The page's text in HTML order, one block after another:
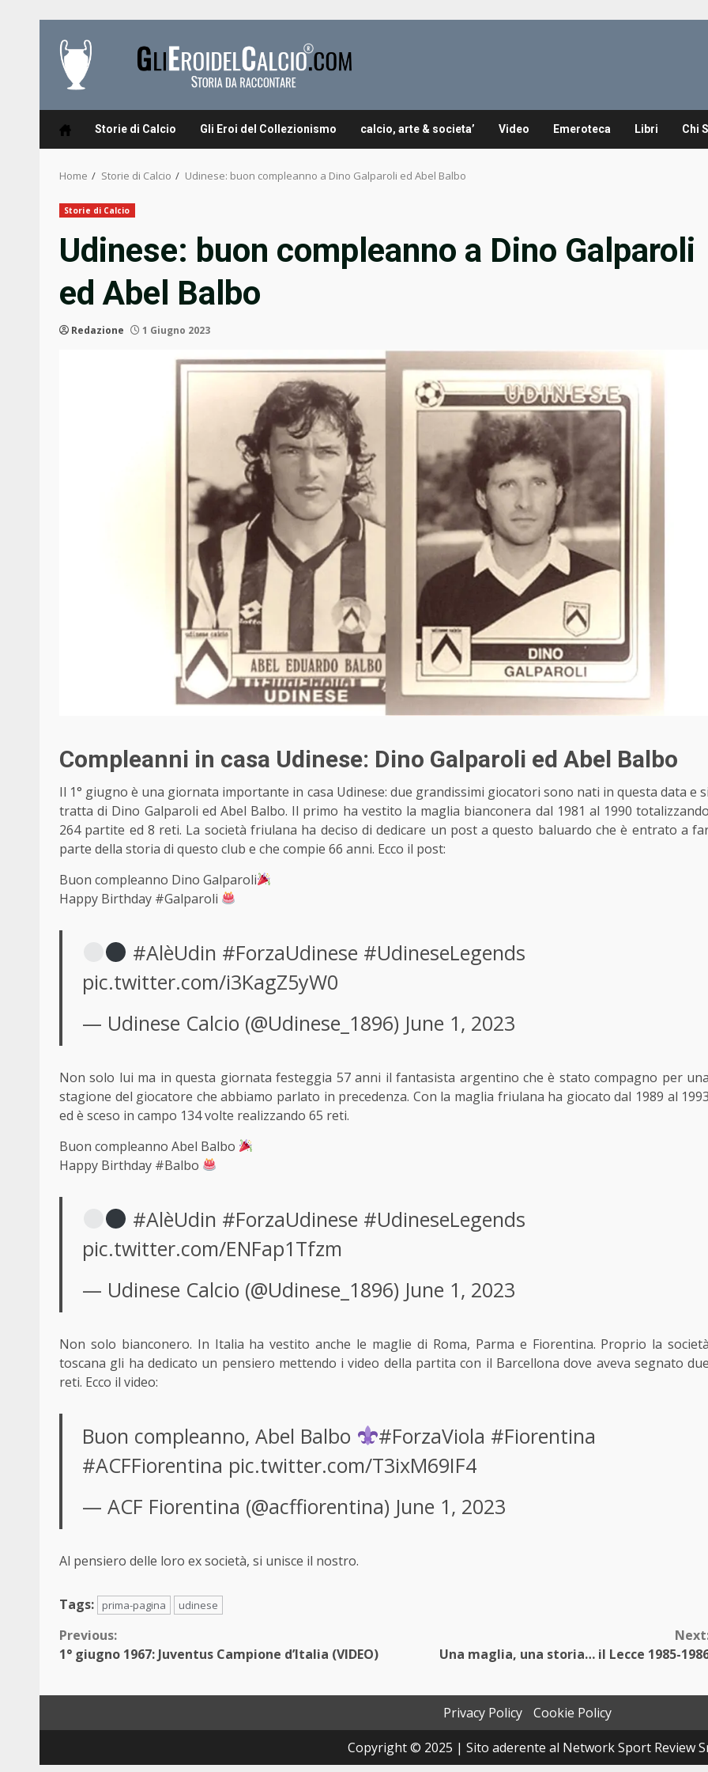
content
Storie di Calcio Gli Eroi del Collezionismo calcio, arte & societa’ Video Emeroteca Libri Chi
Home Storie di Calcio Udinese: buon compleanno a Dino Galparoli ed Abel Balbo
Storie di Calcio
Udinese: buon compleanno a Dino Galparoli
ed Abel Balbo
Redazione 1 Giugno 2023
Compleanni in casa Udinese: Dino Galparoli ed Abel Balbo
Il 1° giugno è una giornata importante in casa Udinese: due grandissimi giocatori sono nati in questa data e si
tratta di Dino Galparoli ed Abel Balbo. Il primo ha vestito la maglia bianconera dal 1981 al 1990 totalizzando
264 partite ed 8 reti. La società friulana ha deciso di dedicare un post a questo baluardo che è entrato a
parte della storia di questo club e che compie 66 anni. Ecco il post:
Buon compleanno Dino Galparoli
Happy Birthday #Galparoli
#AlèUdin #ForzaUdinese #UdineseLegends
pic.twitter.com/i3KagZ5yW0
— Udinese Calcio (@Udinese_1896) June 1, 2023
Non solo lui ma in questa giornata festeggia 57 anni il fantasista argentino che è stato compagno per una
stagione del giocatore che abbiamo parlato in precedenza. Con la maglia friulana ha giocato dal 1989 al 1993
ed è sceso in campo 134 volte realizzando 65 reti.
Buon compleanno Abel Balbo
Happy Birthday #Balbo
#AlèUdin #ForzaUdinese #UdineseLegends
pic.twitter.com/ENFap1Tfzm
— Udinese Calcio (@Udinese_1896) June 1, 2023
Non solo bianconero. In Italia ha vestito anche le maglie di Roma, Parma e Fiorentina. Proprio la società
toscana gli ha dedicato un pensiero mettendo i video della partita con il Barcellona dove aveva segnato due
reti. Ecco il video:
Buon compleanno, Abel Balbo #ForzaViola #Fiorentina
#ACFFiorentina pic.twitter.com/T3ixM69IF4
— ACF Fiorentina (@acffiorentina) June 1, 2023
Al pensiero delle loro ex società, si unisce il nostro.
Tags: prima-pagina udinese
Continue
Reading
Previous:
1° giugno 1967: Juventus Campione d’Italia (VIDEO)
Una maglia, una storia… il Lecce 1985-
Privacy Policy
Cookie Policy
Copyright © 2025 | Sito aderente al Network Sport Review